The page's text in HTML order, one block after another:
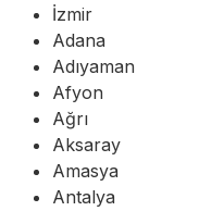
İzmir
Adana
Adıyaman
Afyon
Ağrı
Aksaray
Amasya
Antalya